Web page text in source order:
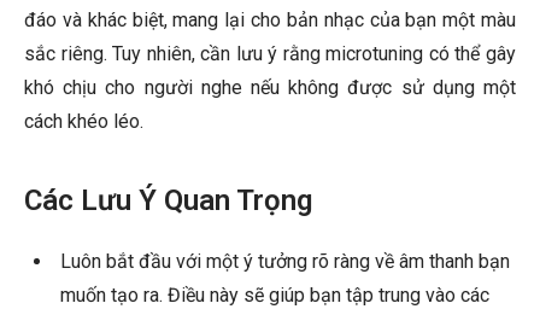
đáo và khác biệt, mang lại cho bản nhạc của bạn một màu
sắc riêng. Tuy nhiên, cần lưu ý rằng microtuning có thể gây
khó chịu cho người nghe nếu không được sử dụng một
cách khéo léo.
Các Lưu Ý Quan Trọng
Luôn bắt đầu với một ý tưởng rõ ràng về âm thanh bạn
muốn tạo ra. Điều này sẽ giúp bạn tập trung vào các